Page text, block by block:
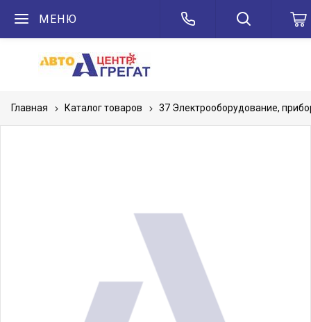
МЕНЮ
Главная Каталог товаров 37 Электрооборудование,